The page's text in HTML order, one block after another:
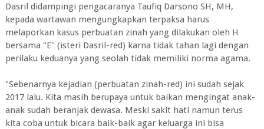
Dasril didampingi pengacaranya Taufiq Darsono SH, MH,
kepada wartawan mengungkapkan terpaksa harus
melaporkan kasus perbuatan zinah yang dilakukan oleh H
bersama "E" (isteri Dasril-red) karna tidak tahan lagi dengan
perilaku keduanya yang seolah tidak memiliki norma agama.
"Sebenarnya kejadian (perbuatan zinah-red) ini sudah sejak
2017 lalu. Kita masih berupaya untuk baikan mengingat anak-
anak sudah beranjak dewasa. Meski sakit hati namun terus
kita coba untuk bicara baik-baik agar keluarga ini bisa